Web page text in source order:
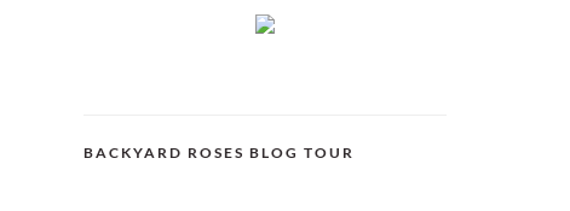
BACKYARD ROSES BLOG TOUR